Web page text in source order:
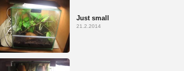
Just small
21.2.2014